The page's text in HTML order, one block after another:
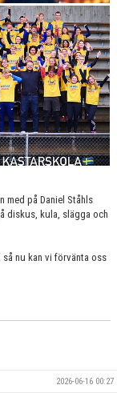
med på Daniel Ståhls
diskus, kula, slägga och
nu kan vi förvänta oss
2026-06-16 00:27